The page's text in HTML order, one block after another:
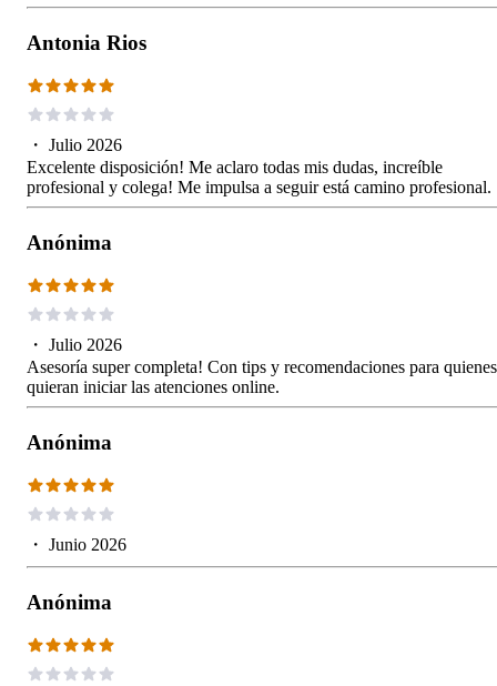
Antonia Rios
・ Julio 2026
Excelente disposición! Me aclaro todas mis dudas, increíble
profesional y colega! Me impulsa a seguir está camino profesional.
Anónima
・ Julio 2026
Asesoría super completa! Con tips y recomendaciones para quienes
quieran iniciar las atenciones online.
Anónima
・ Junio 2026
Anónima